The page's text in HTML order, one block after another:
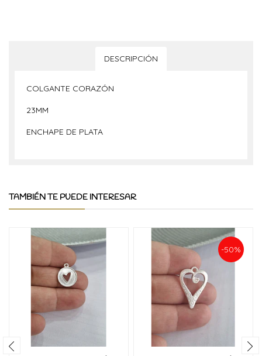
DESCRIPCIÓN
COLGANTE CORAZÓN
23MM
ENCHAPE DE PLATA
TAMBIÉN TE PUEDE INTERESAR
-50%